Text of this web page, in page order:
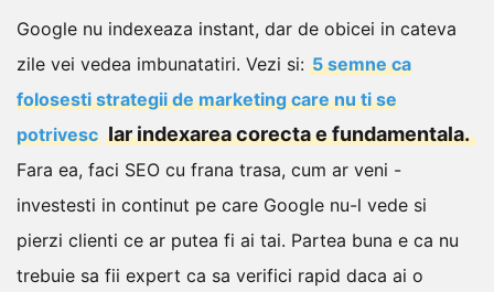
Google nu indexeaza instant, dar de obicei in cateva
zile vei vedea imbunatatiri. Vezi si: 5 semne ca
folosesti strategii de marketing care nu ti se
potrivesc Iar indexarea corecta e fundamentala.
Fara ea, faci SEO cu frana trasa, cum ar veni -
investesti in continut pe care Google nu-l vede si
pierzi clienti ce ar putea fi ai tai. Partea buna e ca nu
trebuie sa fii expert ca sa verifici rapid daca ai o